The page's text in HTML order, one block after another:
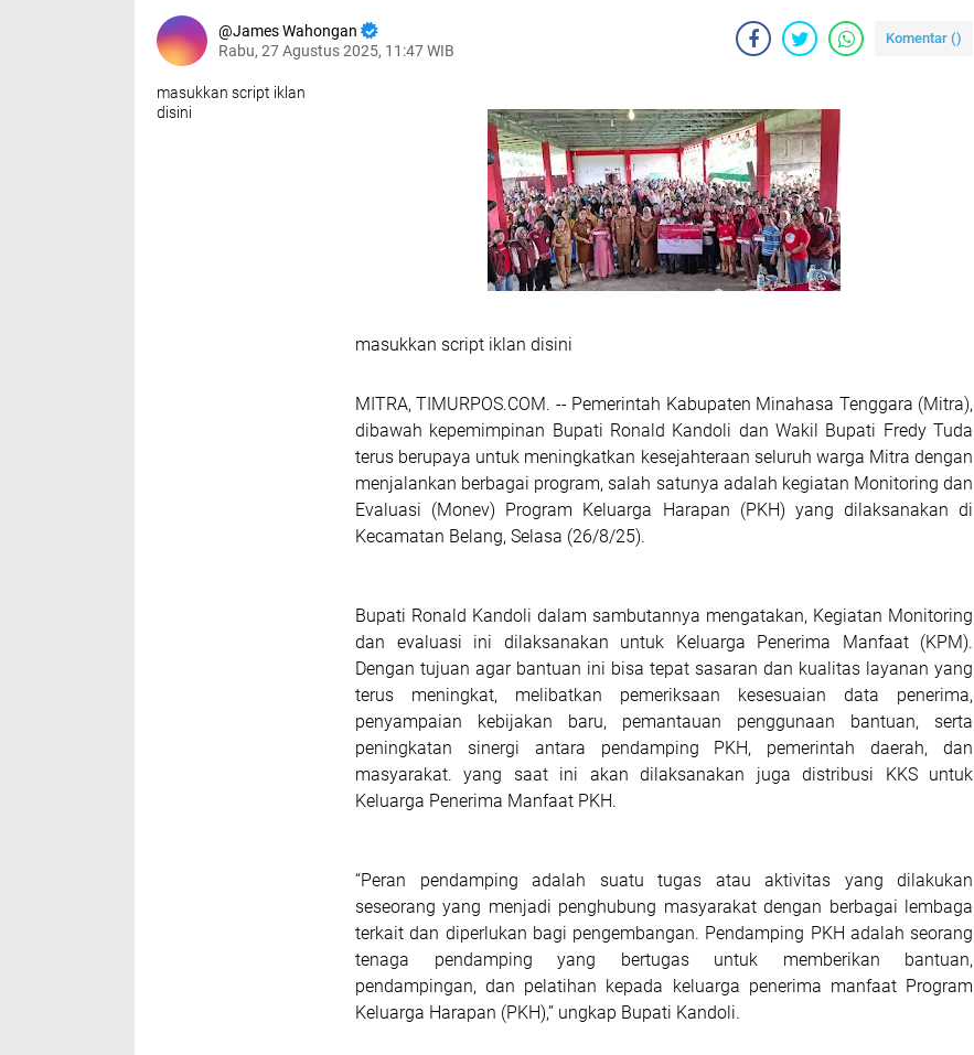
James Wahongan
Rabu, 27 Agustus 2025, 11:47 WIB
Komentar ()
masukkan script iklan
disini
masukkan script iklan disini
MITRA, TIMURPOS.COM. -- Pemerintah Kabupaten Minahasa Tenggara (Mitra),
dibawah kepemimpinan Bupati Ronald Kandoli dan Wakil Bupati Fredy Tuda
terus berupaya untuk meningkatkan kesejahteraan seluruh warga Mitra dengan
menjalankan berbagai program, salah satunya adalah kegiatan Monitoring dan
Evaluasi (Monev) Program Keluarga Harapan (PKH) yang dilaksanakan di
Kecamatan Belang, Selasa (26/8/25).
Bupati Ronald Kandoli dalam sambutannya mengatakan, Kegiatan Monitoring
dan evaluasi ini dilaksanakan untuk Keluarga Penerima Manfaat (KPM).
Dengan tujuan agar bantuan ini bisa tepat sasaran dan kualitas layanan yang
terus meningkat, melibatkan pemeriksaan kesesuaian data penerima,
penyampaian kebijakan baru, pemantauan penggunaan bantuan, serta
peningkatan sinergi antara pendamping PKH, pemerintah daerah, dan
masyarakat. yang saat ini akan dilaksanakan juga distribusi KKS untuk
Keluarga Penerima Manfaat PKH.
“Peran pendamping adalah suatu tugas atau aktivitas yang dilakukan
seseorang yang menjadi penghubung masyarakat dengan berbagai lembaga
terkait dan diperlukan bagi pengembangan. Pendamping PKH adalah seorang
tenaga pendamping yang bertugas untuk memberikan bantuan,
pendampingan, dan pelatihan kepada keluarga penerima manfaat Program
Keluarga Harapan (PKH),” ungkap Bupati Kandoli.